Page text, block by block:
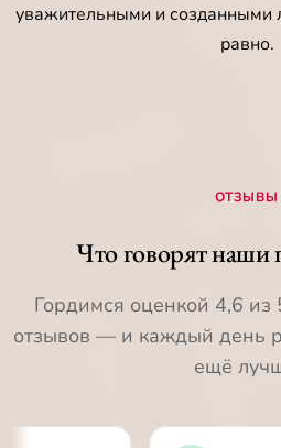
уважительными и созданными
равно.
ОТЗЫВЫ
Что говорят наши
Гордимся оценкой 4,6
отзывов — и каждый день
ещё